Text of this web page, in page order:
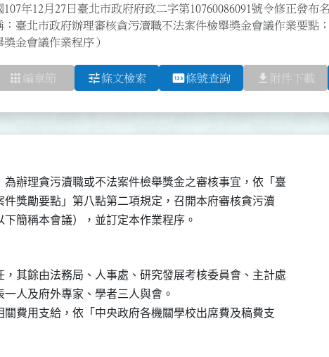
107年12月27日臺北市政府府政二字第10760086091號令修正發布
：臺北市政府辦理審核貪污瀆職不法案件檢舉獎金會議作業要點
獎金會議作業程序）
apps 編章節 tune條文檢索 pin條號查詢 file_download 附件下載
辦理貪污瀆職或不法案件檢舉獎金之審核事宜，依「臺
件獎勵要點」第八點第二項規定，召開本府審核貪污瀆
其餘由法務局、人事處、研究發展考核委員會、主計處
一人及府外專家、學者三人與會。
關費用支給，依「中央政府各機關學校出席費及稿費支